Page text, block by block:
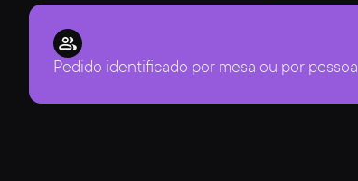
Pedido identificado por mesa ou por pessoa